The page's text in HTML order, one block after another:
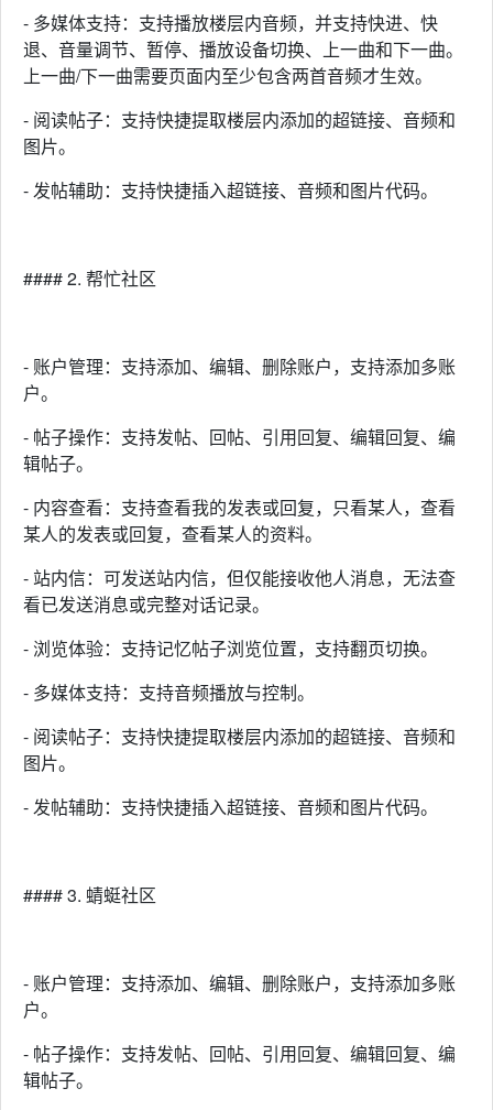
- 多媒体支持：支持播放楼层内音频，并支持快进、快
退、音量调节、暂停、播放设备切换、上一曲和下一曲。
上一曲/下一曲需要页面内至少包含两首音频才生效。
- 阅读帖子：支持快捷提取楼层内添加的超链接、音频和
图片。
- 发帖辅助：支持快捷插入超链接、音频和图片代码。
#### 2. 帮忙社区
- 账户管理：支持添加、编辑、删除账户，支持添加多账
户。
- 帖子操作：支持发帖、回帖、引用回复、编辑回复、编
辑帖子。
- 内容查看：支持查看我的发表或回复，只看某人，查看
某人的发表或回复，查看某人的资料。
- 站内信：可发送站内信，但仅能接收他人消息，无法查
看已发送消息或完整对话记录。
- 浏览体验：支持记忆帖子浏览位置，支持翻页切换。
- 多媒体支持：支持音频播放与控制。
- 阅读帖子：支持快捷提取楼层内添加的超链接、音频和
图片。
- 发帖辅助：支持快捷插入超链接、音频和图片代码。
#### 3. 蜻蜓社区
- 账户管理：支持添加、编辑、删除账户，支持添加多账
户。
- 帖子操作：支持发帖、回帖、引用回复、编辑回复、编
辑帖子。